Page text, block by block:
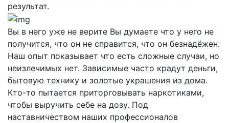
результат.
Вы в него уже не верите Вы думаете что у него не
получится, что он не справится, что он безнадёжен.
Наш опыт показывает что есть сложные случаи, но
неизлечимых нет. Зависимые часто крадут деньги,
бытовую технику и золотые украшения из дома.
Кто-то пытается приторговывать наркотиками,
чтобы выручить себе на дозу. Под
наставничеством наших профессионалов